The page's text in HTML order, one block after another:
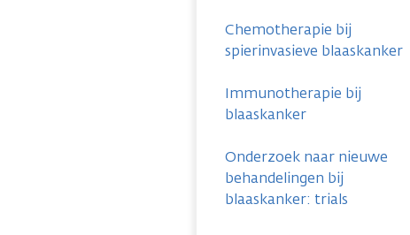
Chemotherapie bij
spierinvasieve blaaskanker
Immunotherapie bij
blaaskanker
Onderzoek naar nieuwe
behandelingen bij
blaaskanker: trials